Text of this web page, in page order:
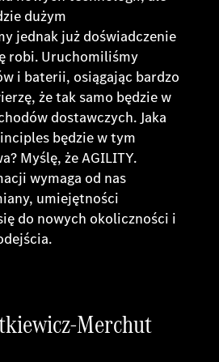
dużym
jednak już doświadczenie
robi. Uruchomiliśmy
i baterii, osiągając bardzo
że tak samo będzie w
dostawczych. Jaka
będzie w tym
Myślę, że AGILITY.
wymaga od nas
umiejętności
do nowych okoliczności i
Merchut